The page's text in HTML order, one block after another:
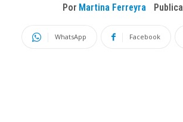
Por Martina Ferreyra
WhatsApp Facebook